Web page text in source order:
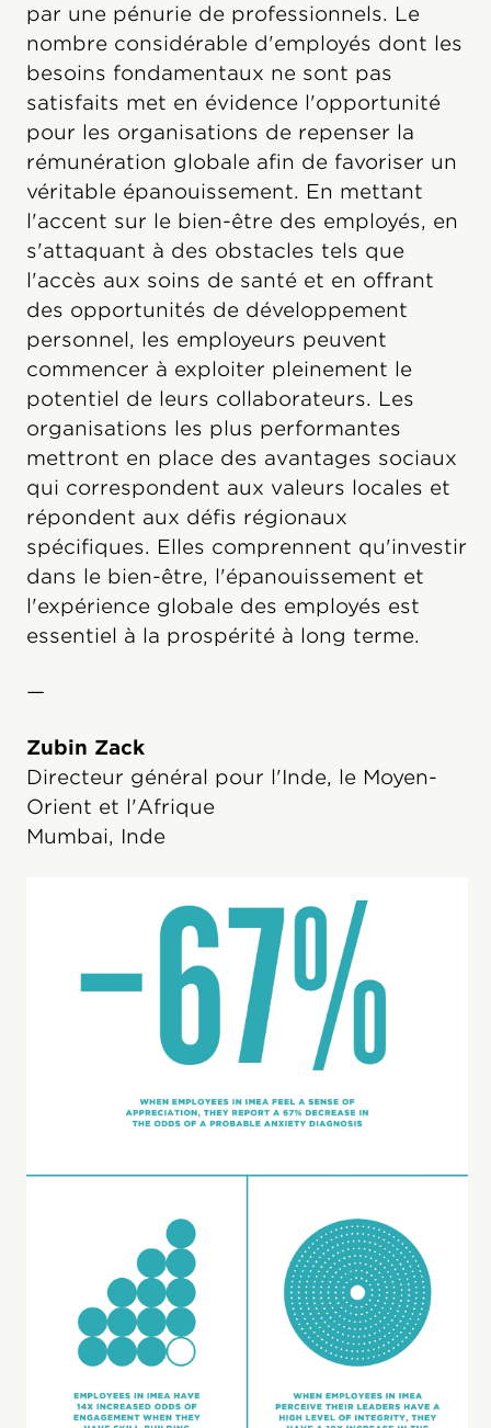
par une pénurie de professionnels. Le
nombre considérable d'employés dont les
besoins fondamentaux ne sont pas
satisfaits met en évidence l'opportunité
pour les organisations de repenser la
rémunération globale afin de favoriser un
véritable épanouissement. En mettant
l'accent sur le bien-être des employés, en
s'attaquant à des obstacles tels que
l'accès aux soins de santé et en offrant
des opportunités de développement
personnel, les employeurs peuvent
commencer à exploiter pleinement le
potentiel de leurs collaborateurs. Les
organisations les plus performantes
mettront en place des avantages sociaux
qui correspondent aux valeurs locales et
répondent aux défis régionaux
spécifiques. Elles comprennent qu'investir
dans le bien-être, l'épanouissement et
l'expérience globale des employés est
essentiel à la prospérité à long terme.
—
Zubin Zack
Directeur général pour l'Inde, le Moyen-
Orient et l'Afrique
Mumbai, Inde